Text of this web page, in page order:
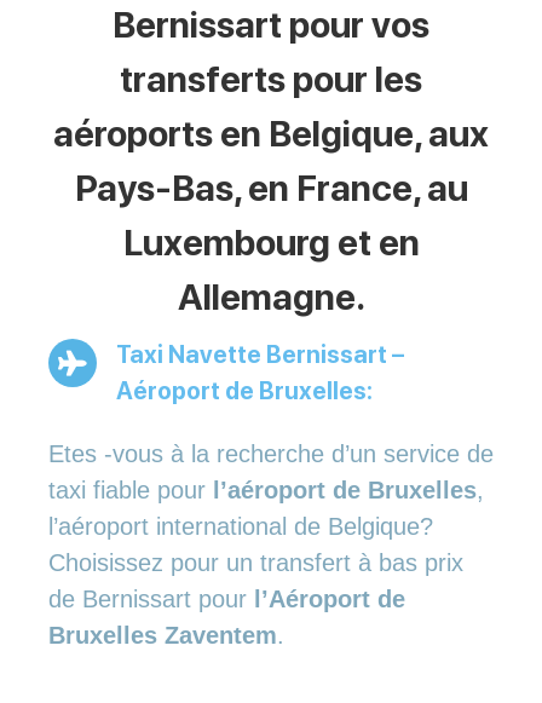
Bernissart pour vos
transferts pour les
aéroports en Belgique, aux
Pays-Bas, en France, au
Luxembourg et en
Allemagne.
Taxi Navette Bernissart –
Aéroport de Bruxelles:
Etes -vous à la recherche d’un service de
taxi fiable pour l’aéroport de Bruxelles,
l’aéroport international de Belgique?
Choisissez pour un transfert à bas prix
de Bernissart pour l’Aéroport de
Bruxelles Zaventem.